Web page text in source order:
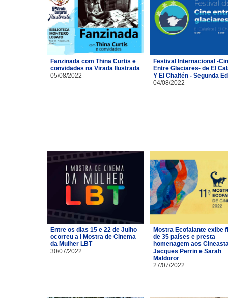
Fanzinada com Thina Curtis e
convidades na Virada Ilustrada
05/08/2022
Festival Internacional -
Entre Glaciares- de El
Y El Chaltén - Segunda
04/08/2022
Entre os dias 15 e 22 de Julho
ocorreu a I Mostra de Cinema
da Mulher LBT
30/07/2022
Mostra Ecofalante exibe
de 35 países e presta
homenagem aos
Jacques Perrin e Sarah
Maldoror
27/07/2022